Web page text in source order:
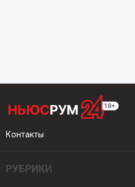
Контакты
РУБРИКИ